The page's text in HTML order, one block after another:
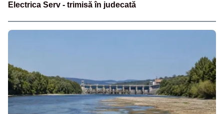
Electrica Serv - trimisă în judecată